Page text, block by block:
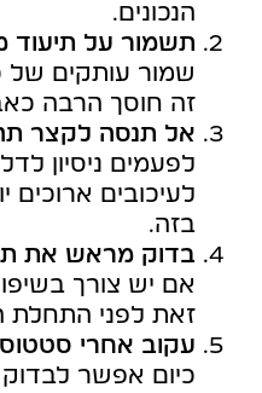
הנכונים.
תשמור על תיעוד
שמור עותקים של
זה חוסך הרבה
אל תנסה לקצר
לפעמים ניסיון
לעיכובים ארוכים
בזה.
בדוק מראש את
אם יש צורך
זאת לפני התחלת
עקוב אחרי סטטוס
כיום אפשר